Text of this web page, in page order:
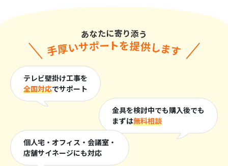
テレビ壁掛け工事を
全国対応でサポート
金具を検討中でも購入後でも
まずは無料相談
個人宅・オフィス・会議室・
店舗サイネージにも対応